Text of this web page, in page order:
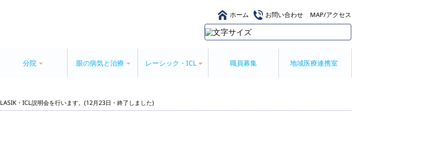
ホーム お問い合わせ MAP/アクセス
分院 眼の病気と治療 レーシック・ICL 職員募集 地域医療連携室
LASIK・ICL説明会を行います。(12月23日・終了しました)